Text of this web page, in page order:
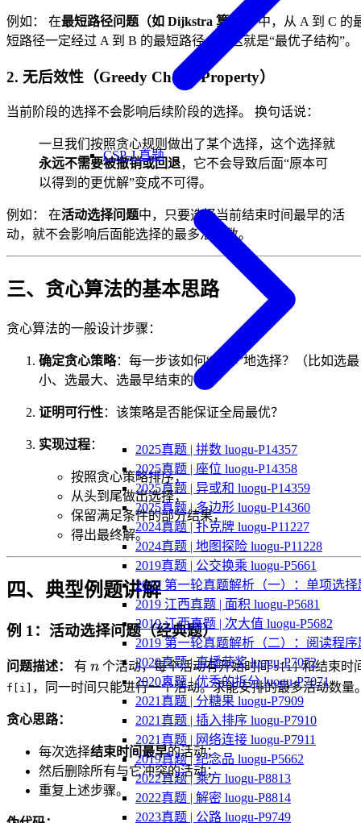
CSP-J 真题
2025真题 | 拼数 luogu-P14357
2025真题 | 座位 luogu-P14358
2025真题 | 异或和 luogu-P14359
2025真题 | 多边形 luogu-P14360
2024真题 | 扑克牌 luogu-P11227
2024真题 | 地图探险 luogu-P11228
2019真题 | 公交换乘 luogu-P5661
2019 第一轮真题解析（一）：单项选择
2019 江西真题 | 面积 luogu-P5681
2019 江西真题 | 次大值 luogu-P5682
2019 第一轮真题解析（二）：阅读程序
2020真题 | 直播获奖 luogu-P7072
2020真题 | 优秀的拆分 luogu-P7071
2021真题 | 分糖果 luogu-P7909
2021真题 | 插入排序 luogu-P7910
2021真题 | 网络连接 luogu-P7911
2019真题 | 纪念品 luogu-P5662
2022真题 | 乘方 luogu-P8813
2022真题 | 解密 luogu-P8814
2023真题 | 公路 luogu-P9749
例如： 在最短路径问题（如 Dijkstra 算法） 中，从 A 到 C 的
短路径一定经过 A 到 B 的最短路径——这就是“最优子结构”。
2. 无后效性（Greedy Choice Property）
当前阶段的选择不会影响后续阶段的选择。 换句话说：
一旦我们按照贪心规则做出了某个选择，这个选择就
永远不需要被撤销或回退，它不会导致后面“原本可
以得到的更优解”变成不可得。
例如： 在活动选择问题中，只要选择当前结束时间最早的活
动，就不会影响后面能选择的最多活动数。
三、贪心算法的基本思路
贪心算法的一般设计步骤：
确定贪心策略：每一步该如何“贪心”地选择？（比如选最
小、选最大、选最早结束的等）
证明可行性：该策略是否能保证全局最优？
实现过程：
按照贪心策略排序；
从头到尾做出选择；
保留满足条件的部分结果；
得出最终解。
四、典型例题讲解
例 1：活动选择问题（经典题）
问题描述： 有 n
n 个活动，每个活动有开始时间s[i]和结束时
f[i] ，同一时间只能进行一个活动。求能安排的最多活动数量
贪心思路：
每次选择结束时间最早的活动；
然后删除所有与它冲突的活动；
重复上述步骤。